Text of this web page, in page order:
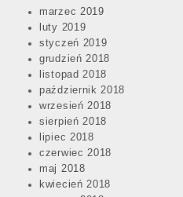
marzec 2019
luty 2019
styczeń 2019
grudzień 2018
listopad 2018
październik 2018
wrzesień 2018
sierpień 2018
lipiec 2018
czerwiec 2018
maj 2018
kwiecień 2018